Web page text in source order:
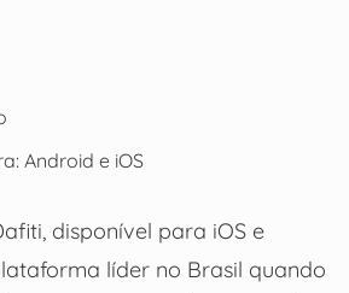
Android e iOS
disponível para iOS e
líder no Brasil quando